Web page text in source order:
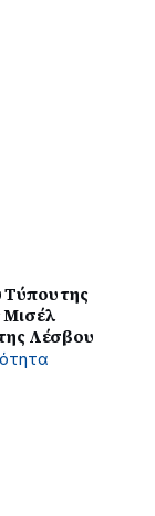
της
Λέσβου